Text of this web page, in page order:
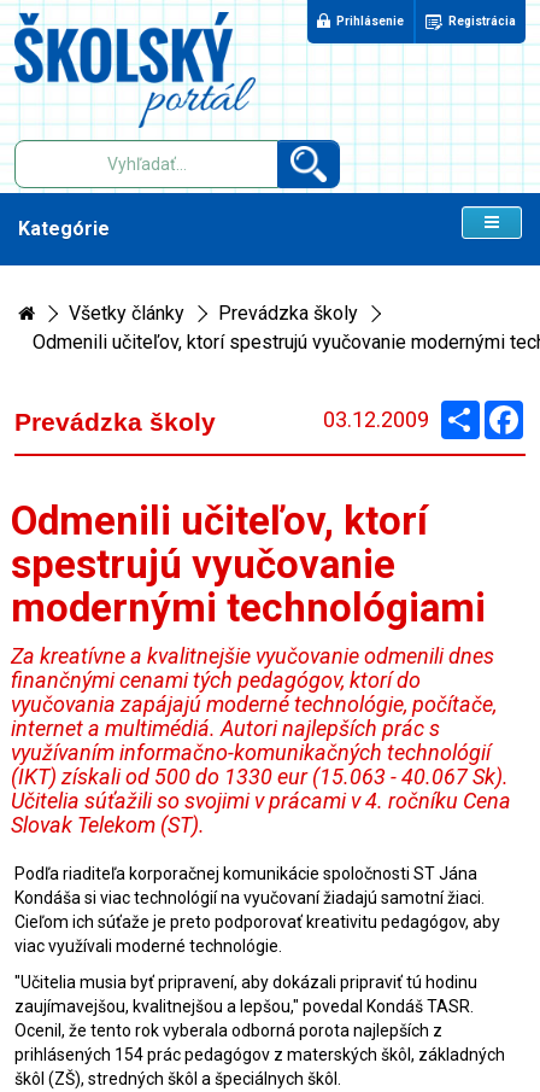
Prihlásenie Registrácia
Kategórie
Všetky články
Prevádzka školy
Odmenili učiteľov, ktorí spestrujú vyučovanie modernými
Prevádzka školy 03.12.2009 Zdieľaj
Odmenili učiteľov, ktorí
spestrujú vyučovanie
modernými technológiami
Za kreatívne a kvalitnejšie vyučovanie odmenili dnes
finančnými cenami tých pedagógov, ktorí do
vyučovania zapájajú moderné technológie, počítače,
internet a multimédiá. Autori najlepších prác s
využívaním informačno-komunikačných technológií
(IKT) získali od 500 do 1330 eur (15.063 - 40.067 Sk).
Učitelia súťažili so svojimi v prácami v 4. ročníku Cena
Slovak Telekom (ST).
Podľa riaditeľa korporačnej komunikácie spoločnosti ST Jána
Kondáša si viac technológií na vyučovaní žiadajú samotní žiaci.
Cieľom ich súťaže je preto podporovať kreativitu pedagógov, aby
viac využívali moderné technológie.
"Učitelia musia byť pripravení, aby dokázali pripraviť tú hodinu
zaujímavejšou, kvalitnejšou a lepšou," povedal Kondáš TASR.
Ocenil, že tento rok vyberala odborná porota najlepších z
prihlásených 154 prác pedagógov z materských škôl, základných
škôl (ZŠ), stredných škôl a špeciálnych škôl.